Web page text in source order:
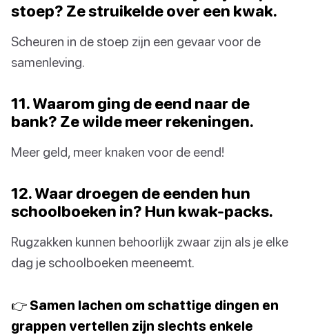
stoep? Ze struikelde over een kwak.
Scheuren in de stoep zijn een gevaar voor de
samenleving.
11. Waarom ging de eend naar de
bank? Ze wilde meer rekeningen.
Meer geld, meer knaken voor de eend!
12. Waar droegen de eenden hun
schoolboeken in? Hun kwak-packs.
Rugzakken kunnen behoorlijk zwaar zijn als je elke
dag je schoolboeken meeneemt.
👉 Samen lachen om schattige dingen en
grappen vertellen zijn slechts enkele